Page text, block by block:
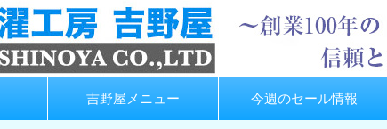
吉野屋メニュー 今週のセール情報